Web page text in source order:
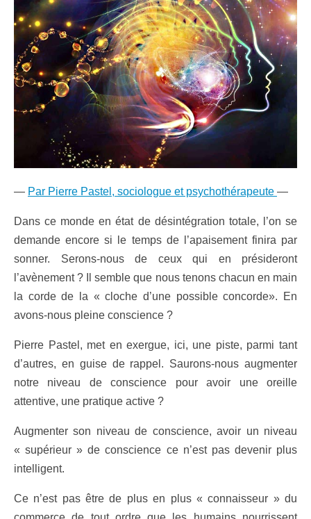
— Par Pierre Pastel, sociologue et psychothérapeute —
Dans ce monde en état de désintégration totale, l’on se
demande encore si le temps de l’apaisement finira par
sonner. Serons-nous de ceux qui en présideront
l’avènement ? Il semble que nous tenons chacun en main
la corde de la « cloche d’une possible concorde». En
avons-nous pleine conscience ?
Pierre Pastel, met en exergue, ici, une piste, parmi tant
d’autres, en guise de rappel. Saurons-nous augmenter
notre niveau de conscience pour avoir une oreille
attentive, une pratique active ?
Augmenter son niveau de conscience, avoir un niveau
« supérieur » de conscience ce n’est pas devenir plus
intelligent.
Ce n’est pas être de plus en plus « connaisseur » du